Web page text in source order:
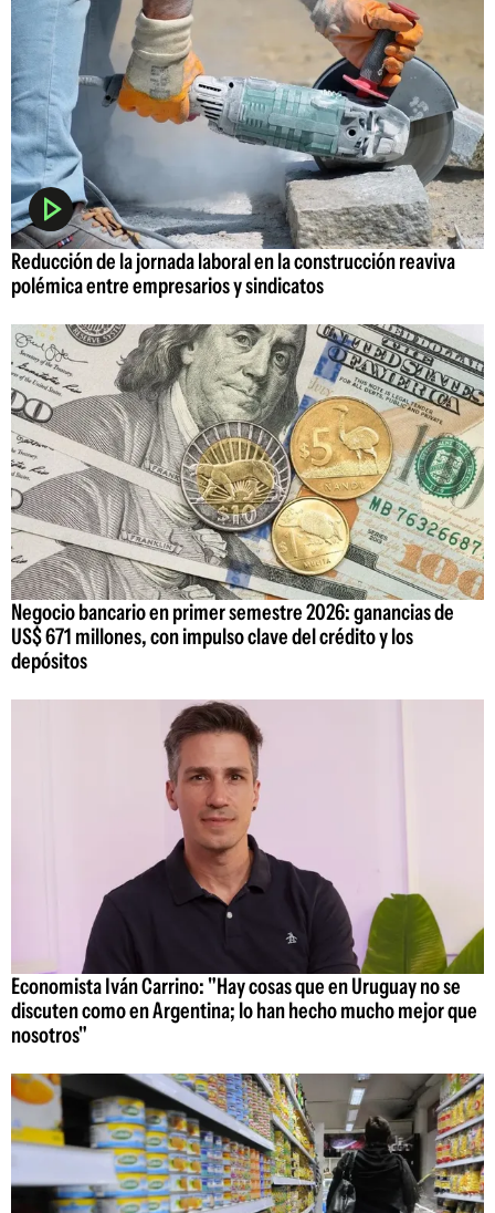
Reducción de la jornada laboral en la construcción reaviva
polémica entre empresarios y sindicatos
Negocio bancario en primer semestre 2026: ganancias de
US$ 671 millones, con impulso clave del crédito y los
depósitos
Economista Iván Carrino: "Hay cosas que en Uruguay no se
discuten como en Argentina; lo han hecho mucho mejor que
nosotros"